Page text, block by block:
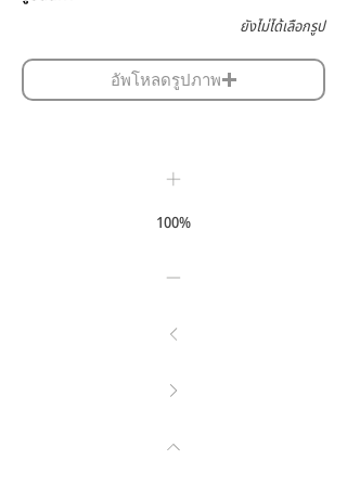
ยังไม่ได้เลือกรูป
อัพโหลดรูปภาพ
100%